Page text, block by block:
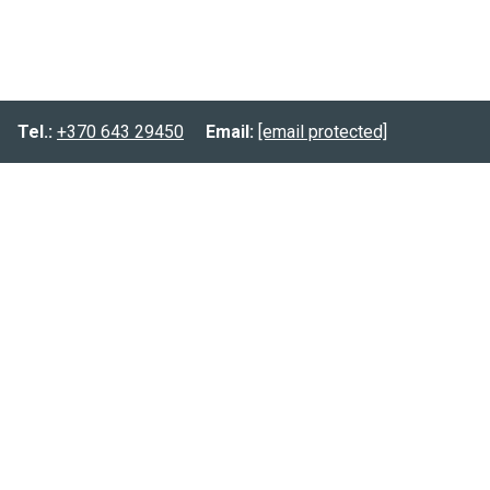
Informacija
Tel.: +370 643 29450 Email: [email protected]